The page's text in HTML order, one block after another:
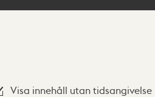
Visa innehåll utan tidsangivelse